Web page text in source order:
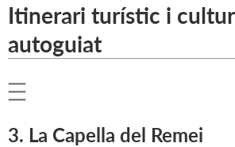
Itinerari turístic i
autoguiat
3. La Capella del Remei